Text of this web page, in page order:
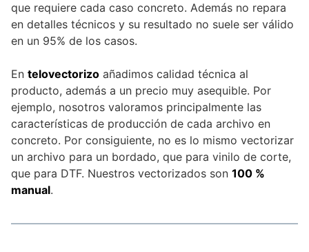
que requiere cada caso concreto. Además no repara
en detalles técnicos y su resultado no suele ser válido
en un 95% de los casos.
En telovectorizo añadimos calidad técnica al
producto, además a un precio muy asequible. Por
ejemplo, nosotros valoramos principalmente las
características de producción de cada archivo en
concreto. Por consiguiente, no es lo mismo vectorizar
un archivo para un bordado, que para vinilo de corte,
que para DTF. Nuestros vectorizados son 100 %
manual.